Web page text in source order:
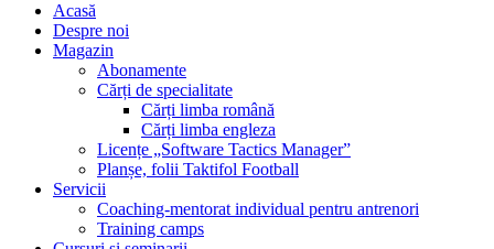
Acasă
Despre noi
Magazin
Abonamente
Cărți de specialitate
Cărți limba română
Cărți limba engleza
Licențe „Software Tactics Manager”
Planșe, folii Taktifol Football
Servicii
Coaching-mentorat individual pentru antrenori
Training camps